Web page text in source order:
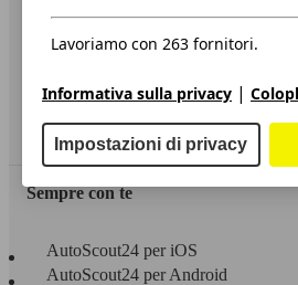
Privacy
Dichiarazione di Accessibilità
Servizi
Area rivenditori
Sempre con te
AutoScout24 per iOS
AutoScout24 per Android
Lavoriamo con 263 fornitori.
Informativa sulla privacy |
Impostazioni di privacy